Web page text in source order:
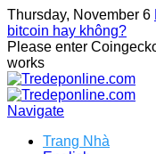
Thursday, November 6
bitcoin hay không?
Please enter
works
Navigate
Trang Nhà